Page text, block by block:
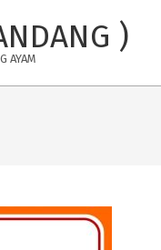
)
AYAM